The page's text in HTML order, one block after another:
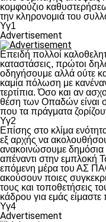
κομφούζιο
την κληρονομιά του
Υγ1
Advertisement
Επειδή πολλοί
καταστάσεις, πρώτοι
οδηγήσουμε αλλά ούτε
καμία πόλωση με
τερτίπια. Όσο και αν
θέση των Οπαδών είναι
που τα πράγματα
Υγ2
Επίσης στο κλίμα
εξ αρχής να
ανακοινώσουμε δημόσια
απέναντι στην εμπλοκή
επόμενη μέρα του ΑΣ
ακούσουν ποιες
τους και τοποθετήσεις
κάδρου για εμάς
Υγ4
Advertisement